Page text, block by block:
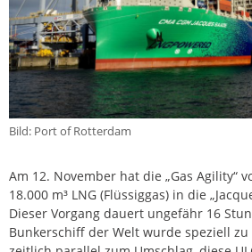
Bild: Port of Rotterdam
Am 12. November hat die „Gas Agility“
18.000 m³ LNG (Flüssiggas) in die
Dieser Vorgang dauert ungefähr 16
Bunkerschiff der Welt wurde speziell zu